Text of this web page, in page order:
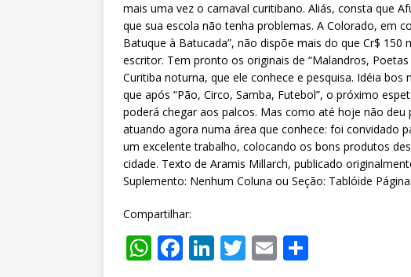
mais uma vez o carnaval curitibano. Aliás, consta que
que sua escola não tenha problemas. A Colorado, em
Batuque à Batucada”, não dispõe mais do que Cr$ 150
escritor. Tem pronto os originais de “Malandros,
Curitiba noturna, que ele conhece e pesquisa. Idéia
que após “Pão, Circo, Samba, Futebol”, o próximo
poderá chegar aos palcos. Mas como até hoje não
atuando agora numa área que conhece: foi convidado
um excelente trabalho, colocando os bons produtos
cidade. Texto de Aramis Millarch, publicado
Suplemento: Nenhum Coluna ou Seção: Tablóide
Compartilhar:
W F Li T E